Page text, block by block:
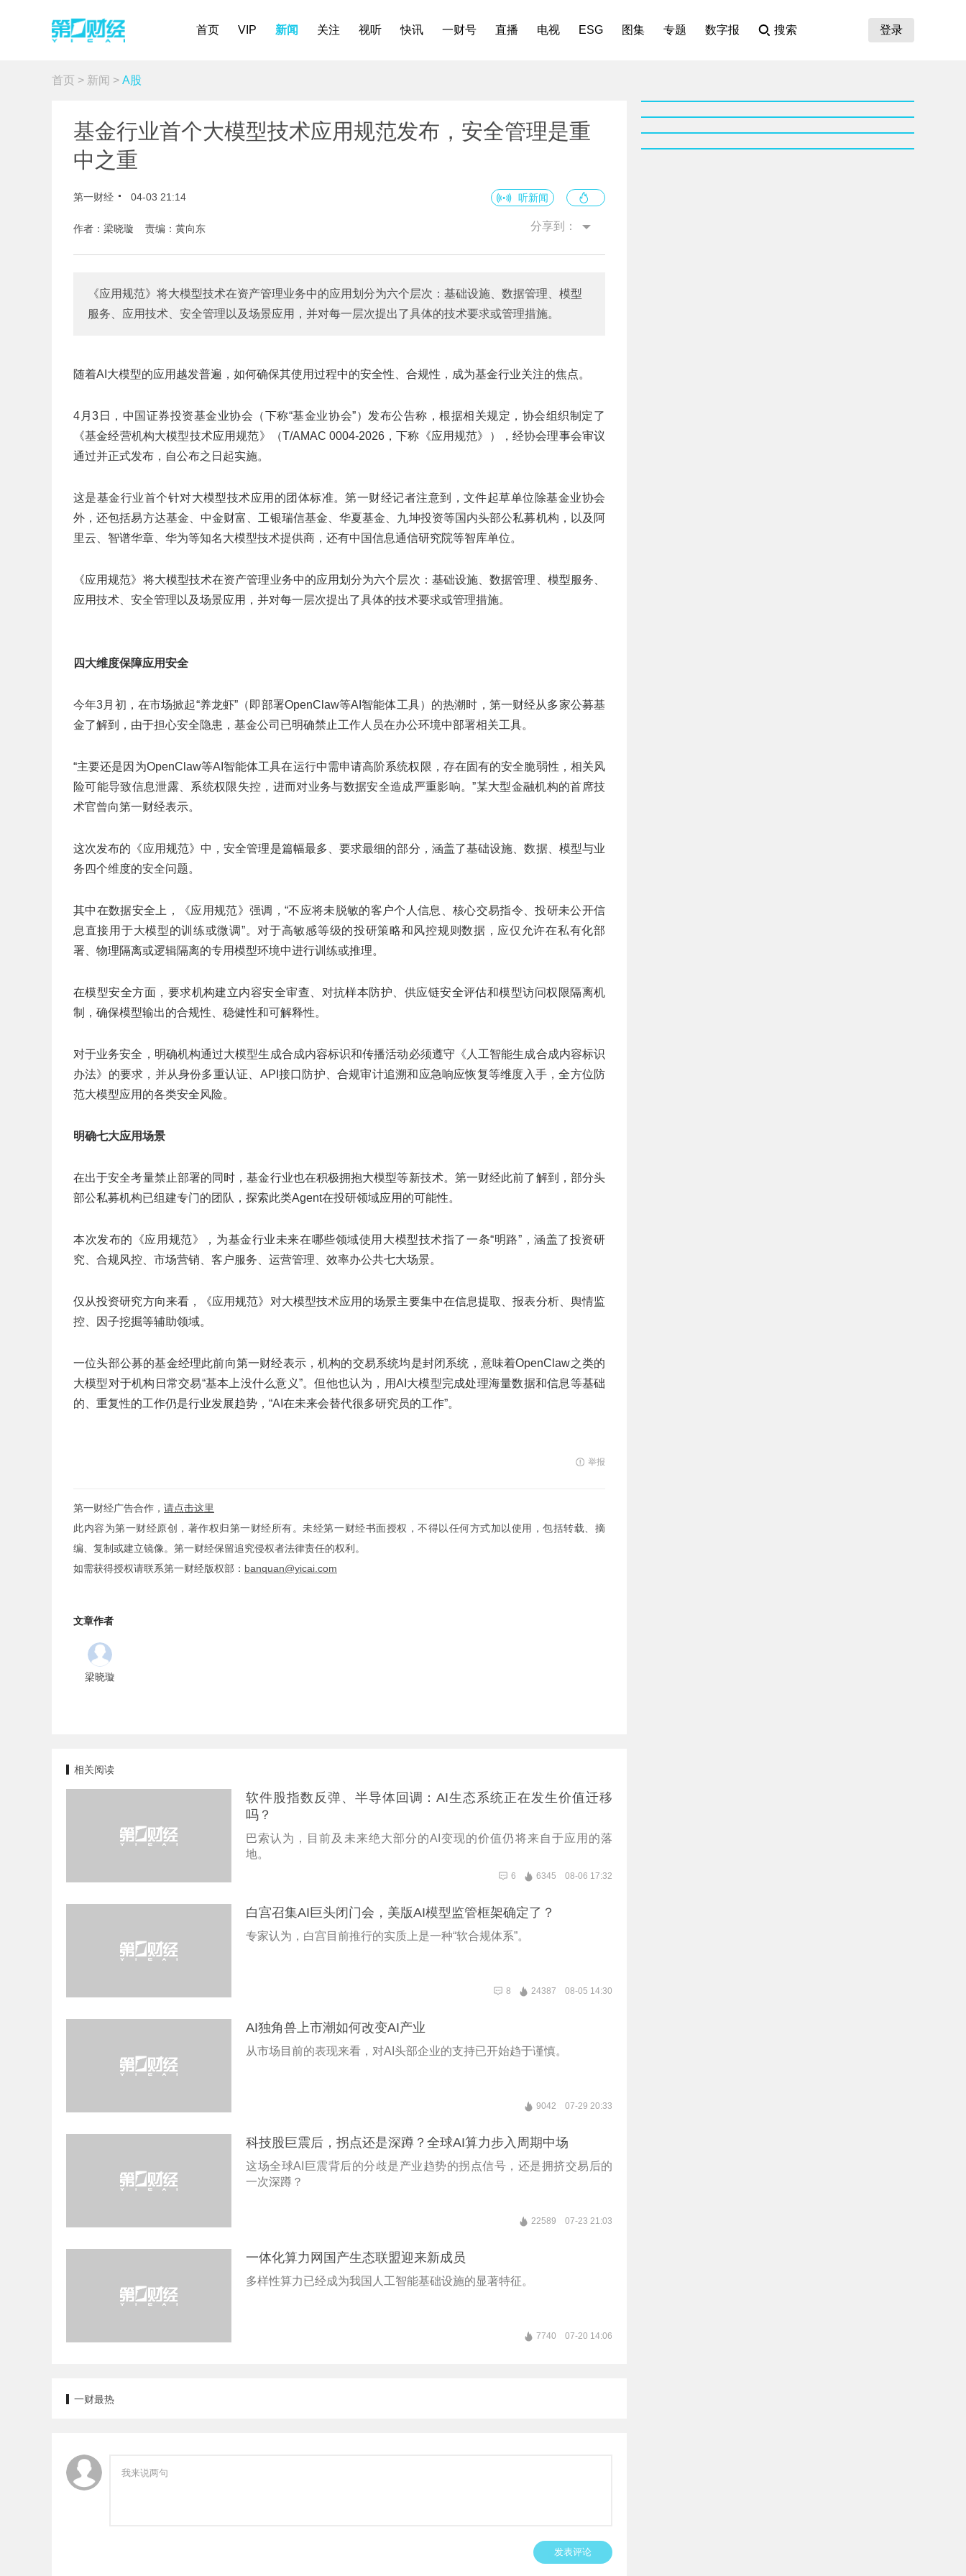
首页 VIP 新闻 关注 视听 快讯 一财号 直播 电视 ESG 图集 专题 数字报 搜索 登录
首页 > 新闻 > A股
基金行业首个大模型技术应用规范发布，安全管理是重
中之重
第一财经 04-03 21:14 听新闻
作者：梁晓璇 责编：黄向东 分享到：
《应用规范》将大模型技术在资产管理业务中的应用划分为六个层次：基础设施、数据管理、模型
服务、应用技术、安全管理以及场景应用，并对每一层次提出了具体的技术要求或管理措施。
随着AI大模型的应用越发普遍，如何确保其使用过程中的安全性、合规性，成为基金行业关注的焦点。
4月3日，中国证券投资基金业协会（下称“基金业协会”）发布公告称，根据相关规定，协会组织制定了
《基金经营机构大模型技术应用规范》（T/AMAC 0004-2026，下称《应用规范》），经协会理事会审议
通过并正式发布，自公布之日起实施。
这是基金行业首个针对大模型技术应用的团体标准。第一财经记者注意到，文件起草单位除基金业协会
外，还包括易方达基金、中金财富、工银瑞信基金、华夏基金、九坤投资等国内头部公私募机构，以及阿
里云、智谱华章、华为等知名大模型技术提供商，还有中国信息通信研究院等智库单位。
《应用规范》将大模型技术在资产管理业务中的应用划分为六个层次：基础设施、数据管理、模型服务、
应用技术、安全管理以及场景应用，并对每一层次提出了具体的技术要求或管理措施。
四大维度保障应用安全
今年3月初，在市场掀起“养龙虾”（即部署OpenClaw等AI智能体工具）的热潮时，第一财经从多家公募基
金了解到，由于担心安全隐患，基金公司已明确禁止工作人员在办公环境中部署相关工具。
“主要还是因为OpenClaw等AI智能体工具在运行中需申请高阶系统权限，存在固有的安全脆弱性，相关风
险可能导致信息泄露、系统权限失控，进而对业务与数据安全造成严重影响。”某大型金融机构的首席技
术官曾向第一财经表示。
这次发布的《应用规范》中，安全管理是篇幅最多、要求最细的部分，涵盖了基础设施、数据、模型与业
务四个维度的安全问题。
其中在数据安全上，《应用规范》强调，“不应将未脱敏的客户个人信息、核心交易指令、投研未公开信
息直接用于大模型的训练或微调”。对于高敏感等级的投研策略和风控规则数据，应仅允许在私有化部
署、物理隔离或逻辑隔离的专用模型环境中进行训练或推理。
在模型安全方面，要求机构建立内容安全审查、对抗样本防护、供应链安全评估和模型访问权限隔离机
制，确保模型输出的合规性、稳健性和可解释性。
对于业务安全，明确机构通过大模型生成合成内容标识和传播活动必须遵守《人工智能生成合成内容标识
办法》的要求，并从身份多重认证、API接口防护、合规审计追溯和应急响应恢复等维度入手，全方位防
范大模型应用的各类安全风险。
明确七大应用场景
在出于安全考量禁止部署的同时，基金行业也在积极拥抱大模型等新技术。第一财经此前了解到，部分头
部公私募机构已组建专门的团队，探索此类Agent在投研领域应用的可能性。
本次发布的《应用规范》，为基金行业未来在哪些领域使用大模型技术指了一条“明路”，涵盖了投资研
究、合规风控、市场营销、客户服务、运营管理、效率办公共七大场景。
仅从投资研究方向来看，《应用规范》对大模型技术应用的场景主要集中在信息提取、报表分析、舆情监
控、因子挖掘等辅助领域。
一位头部公募的基金经理此前向第一财经表示，机构的交易系统均是封闭系统，意味着OpenClaw之类的
大模型对于机构日常交易“基本上没什么意义”。但他也认为，用AI大模型完成处理海量数据和信息等基础
的、重复性的工作仍是行业发展趋势，“AI在未来会替代很多研究员的工作”。
举报
第一财经广告合作， 请点击这里
此内容为第一财经原创，著作权归第一财经所有。未经第一财经书面授权，不得以任何方式加以使用，包括转载、摘
编、复制或建立镜像。第一财经保留追究侵权者法律责任的权利。
如需获得授权请联系第一财经版权部： banquan@yicai.com
文章作者
梁晓璇
相关阅读
软件股指数反弹、半导体回调：AI生态系统正在发生价值迁移
吗？
巴索认为，目前及未来绝大部分的AI变现的价值仍将来自于应用的落
地。
6 6345 08-06 17:32
白宫召集AI巨头闭门会，美版AI模型监管框架确定了？
专家认为，白宫目前推行的实质上是一种“软合规体系”。
8 24387 08-05 14:30
AI独角兽上市潮如何改变AI产业
从市场目前的表现来看，对AI头部企业的支持已开始趋于谨慎。
9042 07-29 20:33
科技股巨震后，拐点还是深蹲？全球AI算力步入周期中场
这场全球AI巨震背后的分歧是产业趋势的拐点信号，还是拥挤交易后的
一次深蹲？
22589 07-23 21:03
一体化算力网国产生态联盟迎来新成员
多样性算力已经成为我国人工智能基础设施的显著特征。
7740 07-20 14:06
一财最热
发表评论